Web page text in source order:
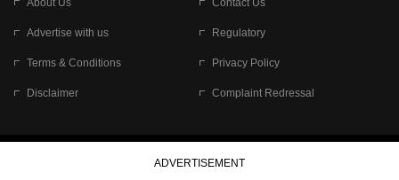
About Us Contact Us
Advertise with us Regulatory
Terms & Conditions Privacy Policy
Disclaimer Complaint Redressal